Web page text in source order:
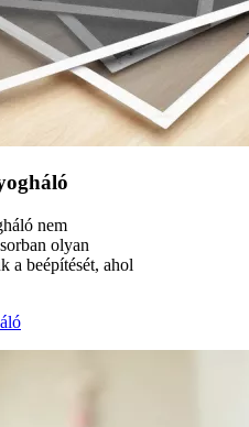
nem
olyan
a beépítését, ahol